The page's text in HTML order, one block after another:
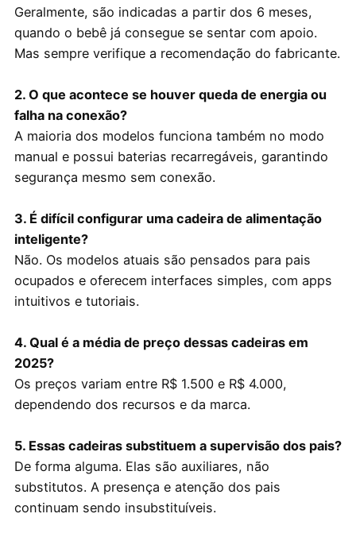
Geralmente, são indicadas a partir dos 6 meses,
quando o bebê já consegue se sentar com apoio.
Mas sempre verifique a recomendação do fabricante.
2. O que acontece se houver queda de energia ou
falha na conexão?
A maioria dos modelos funciona também no modo
manual e possui baterias recarregáveis, garantindo
segurança mesmo sem conexão.
3. É difícil configurar uma cadeira de alimentação
inteligente?
Não. Os modelos atuais são pensados para pais
ocupados e oferecem interfaces simples, com apps
intuitivos e tutoriais.
4. Qual é a média de preço dessas cadeiras em
2025?
Os preços variam entre R$ 1.500 e R$ 4.000,
dependendo dos recursos e da marca.
5. Essas cadeiras substituem a supervisão dos pais?
De forma alguma. Elas são auxiliares, não
substitutos. A presença e atenção dos pais
continuam sendo insubstituíveis.